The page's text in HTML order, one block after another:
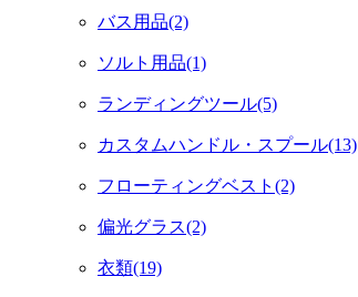
バス用品(2)
ソルト用品(1)
ランディングツール(5)
カスタムハンドル・スプール(13)
フローティングベスト(2)
偏光グラス(2)
衣類(19)